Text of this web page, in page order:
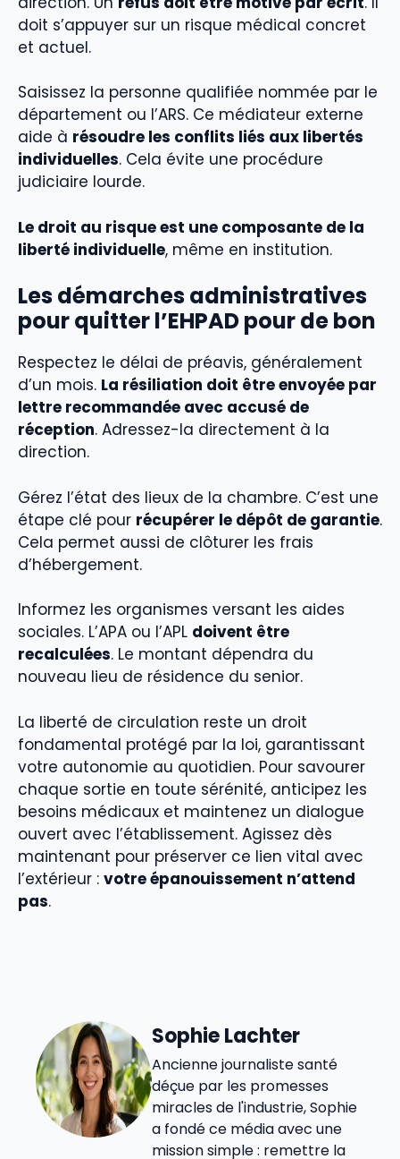
doit s’appuyer sur un risque médical concret
et actuel.
Saisissez la personne qualifiée nommée par le
département ou l’ARS. Ce médiateur externe
aide à résoudre les conflits liés aux libertés
individuelles. Cela évite une procédure
judiciaire lourde.
Le droit au risque est une composante de la
liberté individuelle, même en institution.
Les démarches administratives
pour quitter l’EHPAD pour de bon
Respectez le délai de préavis, généralement
d’un mois. La résiliation doit être envoyée par
lettre recommandée avec accusé de
réception. Adressez-la directement à la
direction.
Gérez l’état des lieux de la chambre. C’est une
étape clé pour récupérer le dépôt de garantie.
Cela permet aussi de clôturer les frais
d’hébergement.
Informez les organismes versant les aides
sociales. L’APA ou l’APL doivent être
recalculées. Le montant dépendra du
nouveau lieu de résidence du senior.
La liberté de circulation reste un droit
fondamental protégé par la loi, garantissant
votre autonomie au quotidien. Pour savourer
chaque sortie en toute sérénité, anticipez les
besoins médicaux et maintenez un dialogue
ouvert avec l’établissement. Agissez dès
maintenant pour préserver ce lien vital avec
l’extérieur : votre épanouissement n’attend
pas.
Sophie Lachter
Ancienne journaliste santé
déçue par les promesses
miracles de l'industrie, Sophie
a fondé ce média avec une
mission simple : remettre la